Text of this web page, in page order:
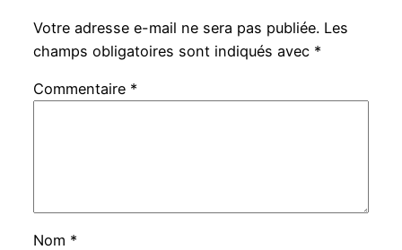
Votre adresse e-mail ne sera pas publiée. Les
champs obligatoires sont indiqués avec *
Commentaire *
Nom *